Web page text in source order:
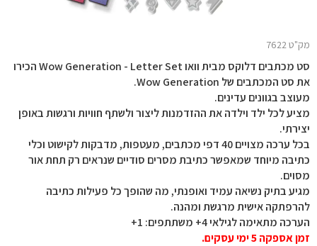
מק"ט 7622
סט מכתבים דלוקס מבית וואו Wow Generation - Letter Set הכירו
את סט המכתבים של Wow Generation.
מעוצב בגוונים עדינים.
מציע לכל ילד וילדה את ההזדמנות ליצור ולשתף חוויות ורגשות באופן
יצירתי.
בכל ערכה מצויים 40 דפי מכתבים, מעטפות, מדבקות לקישוט וכלי
כתיבה מיוחד שמאפשר כתיבת מסרים סודיים שנראים רק תחת אור
מסוים.
מגיע בתיק נשיאה עמיד ואופנתי, מה שהופך כל פעילות כתיבה
להרפתקה אישית מרגשת ומהנה.
הערכה מתאימה לגילאי 4+ משתתפים: 1+
זמן אספקה 5 ימי עסקים.